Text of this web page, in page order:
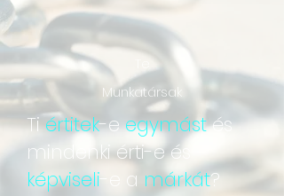
Munkatársak
Tiértitek-eegymástés
mindenkiérti-e és
képviseli-e a márkát?